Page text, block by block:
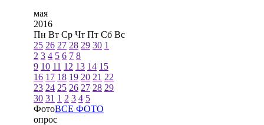
мая
2016
Пн Вт Ср Чт Пт Сб Вс
25 26 27 28 29 30 1
2 3 4 5 6 7 8
9 10 11 12 13 14 15
16 17 18 19 20 21 22
23 24 25 26 27 28 29
30 31 1 2 3 4 5
ФотоВСЕ ФОТО
опрос